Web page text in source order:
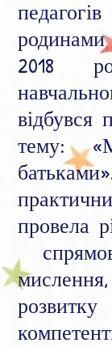
2018
відбувся
тему:
провела
розвитку